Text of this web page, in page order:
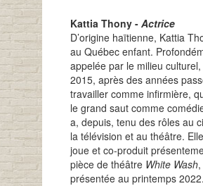
Kattia Thony - Actrice
D’origine haïtienne, Kattia
au Québec enfant.
appelée par le milieu culturel,
2015, après des années
travailler comme infirmière,
le grand saut comme
a, depuis, tenu des rôles au
la télévision et au théâtre.
joue et co-produit
pièce de théâtre White Wash,
présentée au printemps 2022.